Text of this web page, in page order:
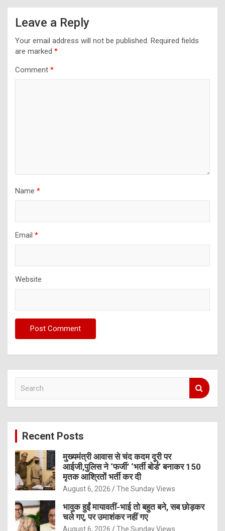
Leave a Reply
Your email address will not be published. Required fields
are marked *
Comment *
Name *
Email *
Website
c
Recent Posts
मुख्यमंत्री आवास से चंद कदम दूरी पर
आईजी,पुलिस ने ‘फर्जी’ ‘भर्ती बोर्ड’ बनाकर 150
मृतक आश्रितों भर्ती कर दी
August 6, 2026 The Sunday Views
भावुक हुईं मायावतीं-भाई तो बहुत बने, सब छोड़कर
चले गए, पर उमाशंकर नहीं गए
August 6, 2026 The Sunday Views